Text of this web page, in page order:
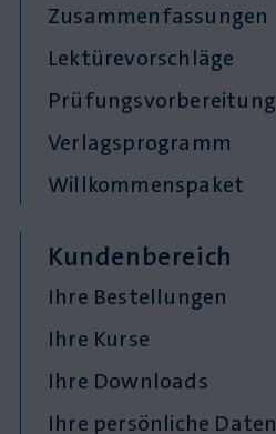
Zusammenfassungen
Lektürevorschläge
Prüfungsvorbereitung
Verlagsprogramm
Willkommenspaket
Kundenbereich
Ihre Bestellungen
Ihre Kurse
Ihre Downloads
Ihre persönliche Daten